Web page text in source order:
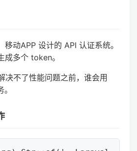
动APP 设计的 API 认证系统。
成多个 token。
决不了性能问题之前，谁会用